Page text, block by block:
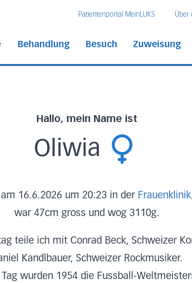
Patientenportal MeinLUKS Über
Behandlung Besuch Zuweisung
Hallo, mein Name ist
Oliwia
16.6.2026 um 20:23 in der
war 47cm gross und wog 3110g.
teile ich mit Conrad Beck, Schweizer
Kandlbauer, Schweizer Rockmusiker.
wurden 1954 die Fussball-